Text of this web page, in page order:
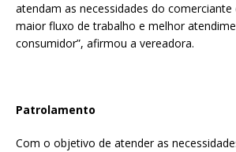
atendam as necessidades do comerciante
maior fluxo de trabalho e melhor
consumidor”, afirmou a vereadora.
Patrolamento
Com o objetivo de atender as